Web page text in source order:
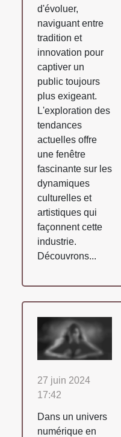
d'évoluer,
naviguant entre
tradition et
innovation pour
captiver un
public toujours
plus exigeant.
L'exploration des
tendances
actuelles offre
une fenêtre
fascinante sur les
dynamiques
culturelles et
artistiques qui
façonnent cette
industrie.
Découvrons...
27 juin 2024
17:42
Dans un univers
numérique en